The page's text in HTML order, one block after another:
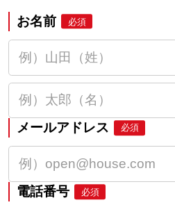
お名前 必須
メールアドレス 必須
電話番号 必須